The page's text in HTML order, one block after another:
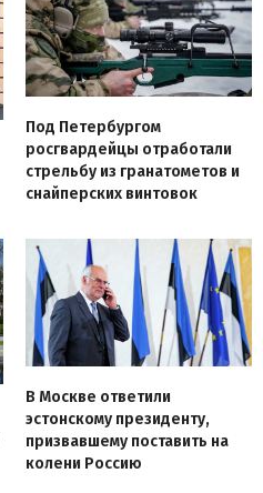
Под Петербургом
росгвардейцы отработали
стрельбу из гранатометов и
снайперских винтовок
В Москве ответили
эстонскому президенту,
призвавшему поставить на
колени Россию